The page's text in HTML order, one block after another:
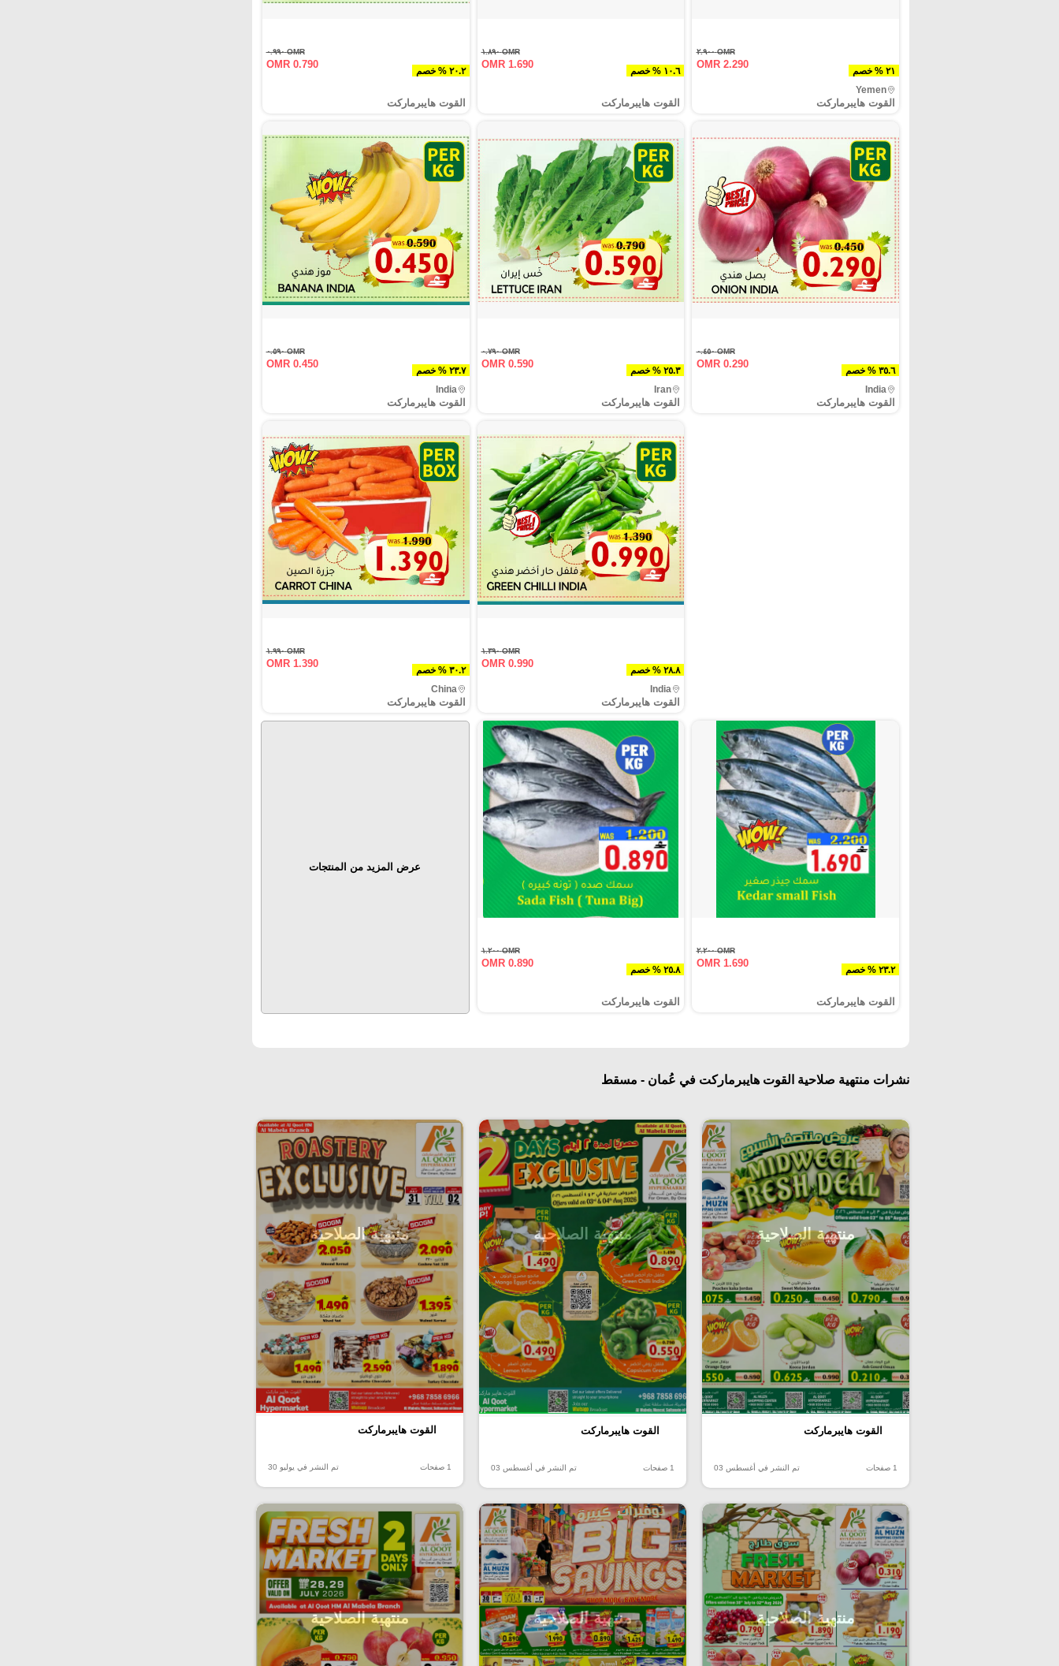
٢١ % خصم
OMR ٢.٩٠٠
OMR 2.290
القوت هايبرماركت
Yemen
١٠.٦ % خصم
OMR ١.٨٩٠
OMR 1.690
القوت هايبرماركت
٢٠.٢ % خصم
OMR ٠.٩٩٠
OMR 0.790
القوت هايبرماركت
٣٥.٦ % خصم
OMR ٠.٤٥٠
OMR 0.290
القوت هايبرماركت
India
٢٥.٣ % خصم
OMR ٠.٧٩٠
OMR 0.590
القوت هايبرماركت
Iran
٢٣.٧ % خصم
OMR ٠.٥٩٠
OMR 0.450
القوت هايبرماركت
India
٢٨.٨ % خصم
OMR ١.٣٩٠
OMR 0.990
القوت هايبرماركت
India
٣٠.٢ % خصم
OMR ١.٩٩٠
OMR 1.390
القوت هايبرماركت
China
٢٣.٢ % خصم
OMR ٢.٢٠٠
OMR 1.690
القوت هايبرماركت
٢٥.٨ % خصم
OMR ١.٢٠٠
OMR 0.890
القوت هايبرماركت
عرض المزيد من المنتجات
نشرات منتهية صلاحية القوت هايبرماركت في عُمان - مسقط‎
منتهية الصلاحية
القوت هايبرماركت
1 صفحات تم النشر في أغسطس 03
منتهية الصلاحية
القوت هايبرماركت
1 صفحات تم النشر في أغسطس 03
منتهية الصلاحية
القوت هايبرماركت
1 صفحات تم النشر في يوليو 30
منتهية الصلاحية منتهية الصلاحية منتهية الصلاحية